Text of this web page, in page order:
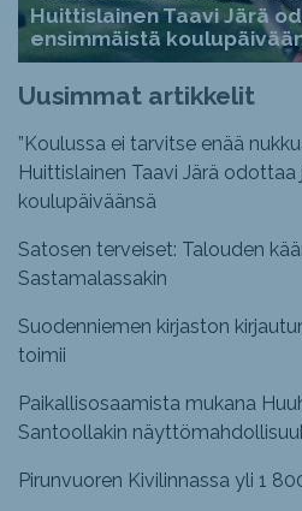
Huittislainen Taavi Järä
ensimmäistä
Uusimmat artikkelit
”Koulussa ei tarvitse enää
Huittislainen Taavi Järä
koulupäiväänsä
Satosen terveiset: Talouden
Sastamalassakin
Suodenniemen kirjaston
toimii
Paikallisosaamista mukana
Santoollakin
Pirunvuoren Kivilinnassa yli 1